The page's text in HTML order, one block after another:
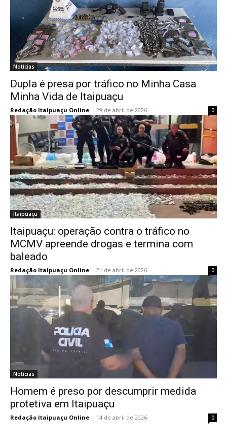
Notícias
Dupla é presa por tráfico no Minha Casa
Minha Vida de Itaipuaçu
Redação Itaipuaçu Online - 29 de abril de 2026 0
Itaipuaçu
Itaipuaçu: operação contra o tráfico no
MCMV apreende drogas e termina com
baleado
Redação Itaipuaçu Online - 21 de abril de 2026 0
Notícias
Homem é preso por descumprir medida
protetiva em Itaipuaçu
Redação Itaipuaçu Online - 14 de abril de 2026 0